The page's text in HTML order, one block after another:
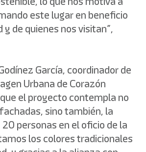
este lugar en beneficio
y de quienes nos visitan”,
García, coordinador de
Urbana de Corazón
el proyecto contempla no
sino también, la
personas en el oficio de la
los colores tradicionales